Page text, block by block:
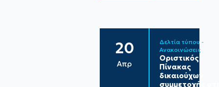
20
Απρ
Δελτία τύπου -
Ανακοινώσεις
Οριστικός
Πίνακας
δικαιούχων
συμμετοχής